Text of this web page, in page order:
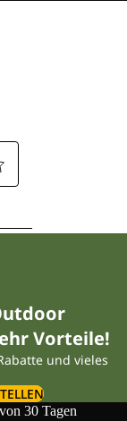
Vorteile!
und vieles
30 Tagen